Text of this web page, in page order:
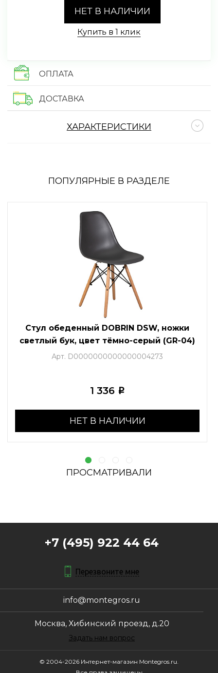
НЕТ В НАЛИЧИИ
Купить в 1 клик
ОПЛАТА
ДОСТАВКА
ХАРАКТЕРИСТИКИ
ПОПУЛЯРНЫЕ В РАЗДЕЛЕ
Стул обеденный DOBRIN DSW, ножки
светлый бук, цвет тёмно-серый (GR-04)
Арт. D0000000000000004273
1 336 i
НЕТ В НАЛИЧИИ
ПРОСМАТРИВАЛИ
+7 (495) 922 44 64
Перезвоните мне
info@montegros.ru
Москва, Хибинский проезд, д.20
Задать нам вопрос
© 2004-2026 Интернет-магазин Montegros.ru.